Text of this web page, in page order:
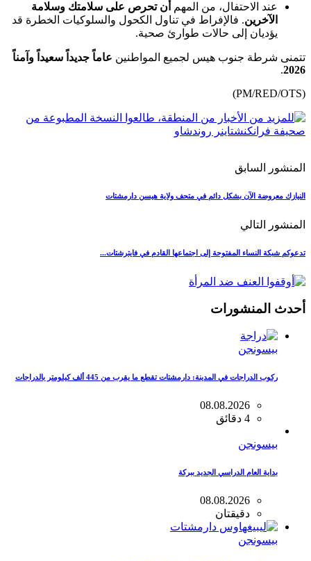
عند الاحتفال، من المهم أن تحرص على سلامتك وسلامة
الآخرين. فالإفراط في تناول الكحول والسلوكيات الخطرة قد
يؤديان إلى حالات طوارئ صحية.
تتمنى شرطة جنوب هيس لجميع المواطنين عاماً جديداً سعيداً وآمناً
2026
.
(PM/RED/OTS)
المنشور السابق
النيازك معروضة الآن بشكل دائم في متحف ولاية هيسن دارمشتات
المنشور التالي
تدعوكم شبكة النساء المفتوحة إلى اجتماعها القادم في فايترشتات...
أحدث المنشورات
بيسونجن
ركوب الدراجات في المدينة: دارمشتات تقطع ما يقرب من 445 ألف كيلومتر بالدراجات
08.08.2026
4 دقائق
بيسونجن
بداية العام الدراسي الجديد ببركة
08.08.2026
دقيقتان
بيسونجن